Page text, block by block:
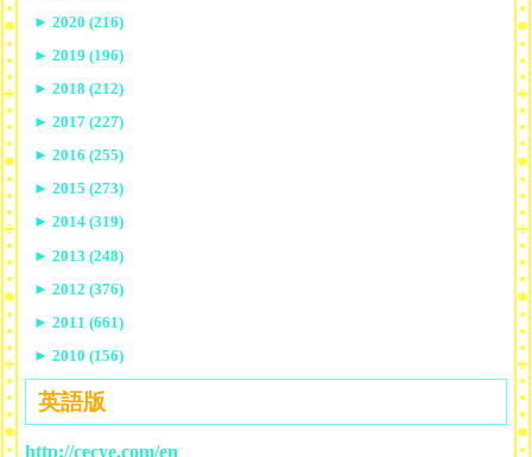
► 2020 (216)
► 2019 (196)
► 2018 (212)
► 2017 (227)
► 2016 (255)
► 2015 (273)
► 2014 (319)
► 2013 (248)
► 2012 (376)
► 2011 (661)
► 2010 (156)
英語版
http://cecye.com/en